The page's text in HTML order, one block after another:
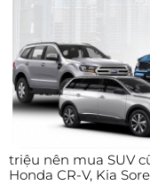
triệu nên mua SUV
Honda CR-V, Kia